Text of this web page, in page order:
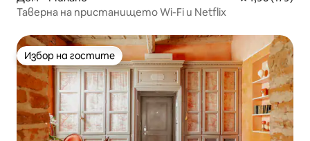
Таверна на пристанището Wi-Fi и Netflix
Избор на гостите
Избор на гостите